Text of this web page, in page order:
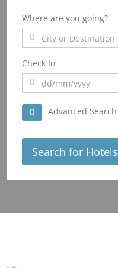
Where are you going?
Check In
Advanced Search
Search for Hotels